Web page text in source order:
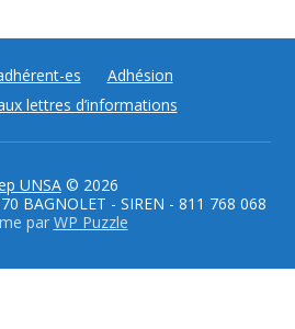
es
Adhésion
lettres d’informations
UNSA © 2026
BAGNOLET - SIREN - 811 768 068
par WP Puzzle